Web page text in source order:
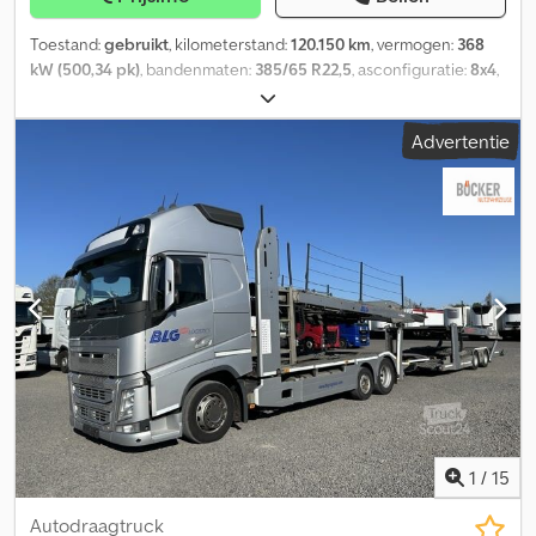
Toestand:gebruikt, kilometerstand:120.150 km, vermogen: 368
kW (500,34 pk), bandenmaten: 385/65 R22,5, asconfiguratie:8x4,
automatisch
ophanging:lucht, Bouwjaar:2021, Uitrusting:ABS, airconditioning,
centrale vergrendeling, differentieelslot, elektrisch verstelbare
, = Aanvullende opties
en accessoires = Dcodpswtuzpofx Ag Uek - Climate control -
Dakraam - Radio - Verwarming = Meer informatie = As 1:
Bandenmaat: 385/65 R22,5; Remmen: schijfremmen; Vering:
luchtvering As 2: Bandenmaat: 315/80 R22,5; Vering: luchtvering As
4: Bandenmaat: 315/80 R22,5; Vering: luchtvering Ledig gewicht:
15.370 kg Laadvermogen: 16.630 kg GVW: 32.000 kg
Advertentie
1 / 15
Autodraagtruck